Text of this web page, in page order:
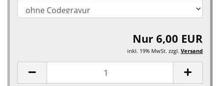
Nur 6,00 EUR
inkl. 19% MwSt. zzgl. Versand